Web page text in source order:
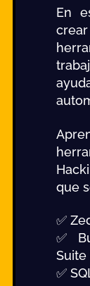
En
que
✅
✅
Suite
✅